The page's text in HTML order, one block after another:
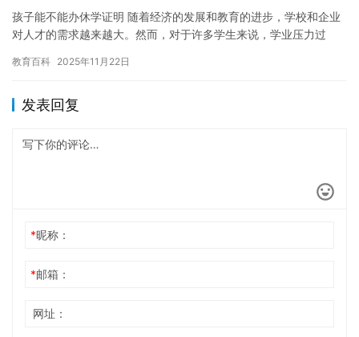
孩子能不能办休学证明 随着经济的发展和教育的进步，学校和企业
对人才的需求越来越大。然而，对于许多学生来说，学业压力过
间。那…
教育百科 2025年11月22日
发表回复
*昵称：
*邮箱：
网址：